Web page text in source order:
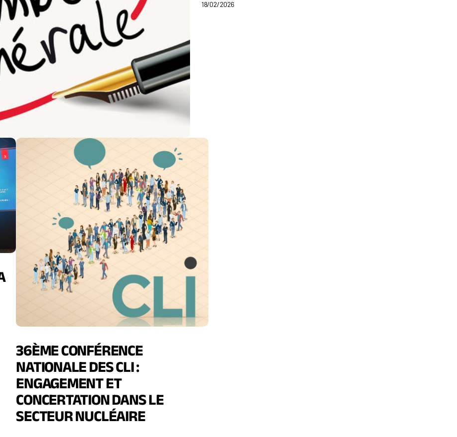
18/02/2026
36ÈME CONFÉRENCE
NATIONALE DES CLI :
ENGAGEMENT ET
CONCERTATION DANS LE
SECTEUR NUCLÉAIRE